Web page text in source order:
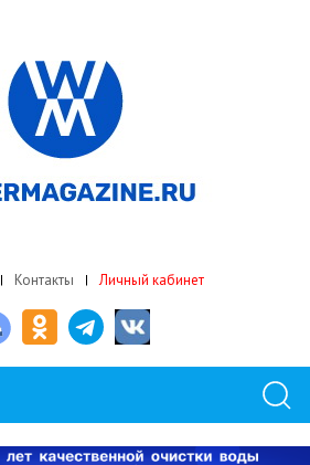
Контакты Личный кабинет